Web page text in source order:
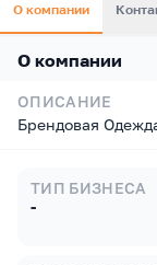
О компании
О компании
ОПИСАНИЕ
Брендовая
ТИП БИЗНЕСА
-